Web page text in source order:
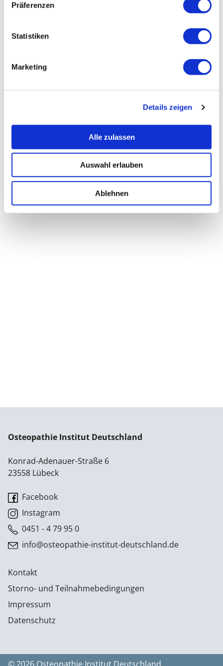
Präferenzen
Statistiken
Marketing
Details zeigen
Alle zulassen
Auswahl erlauben
Ablehnen
Osteopathie Institut Deutschland
Konrad-Adenauer-Straße 6
23558 Lübeck
Facebook
Instagram
0451 - 4 79 95 0
info@osteopathie-institut-deutschland.de
Kontakt
Storno- und Teilnahmebedingungen
Impressum
Datenschutz